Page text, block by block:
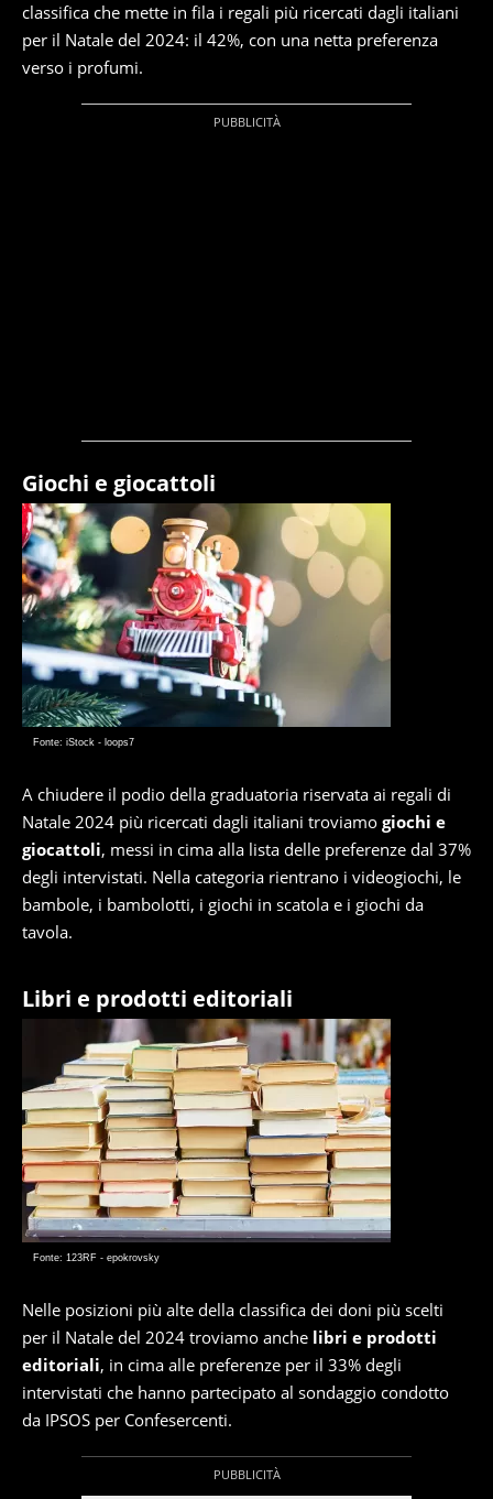
classifica che mette in fila i regali più ricercati dagli italiani
per il Natale del 2024: il 42%, con una netta preferenza
verso i profumi.
Giochi e giocattoli
Fonte: iStock - loops7
A chiudere il podio della graduatoria riservata ai regali di
Natale 2024 più ricercati dagli italiani troviamo giochi e
giocattoli, messi in cima alla lista delle preferenze dal 37%
degli intervistati. Nella categoria rientrano i videogiochi, le
bambole, i bambolotti, i giochi in scatola e i giochi da
tavola.
Libri e prodotti editoriali
Fonte: 123RF - epokrovsky
Nelle posizioni più alte della classifica dei doni più scelti
per il Natale del 2024 troviamo anche libri e prodotti
editoriali, in cima alle preferenze per il 33% degli
intervistati che hanno partecipato al sondaggio condotto
da IPSOS per Confesercenti.